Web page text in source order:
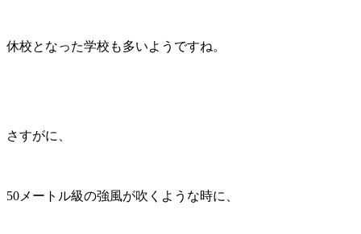
休校となった学校も多いようですね。
さすがに、
50メートル級の強風が吹くような時に、